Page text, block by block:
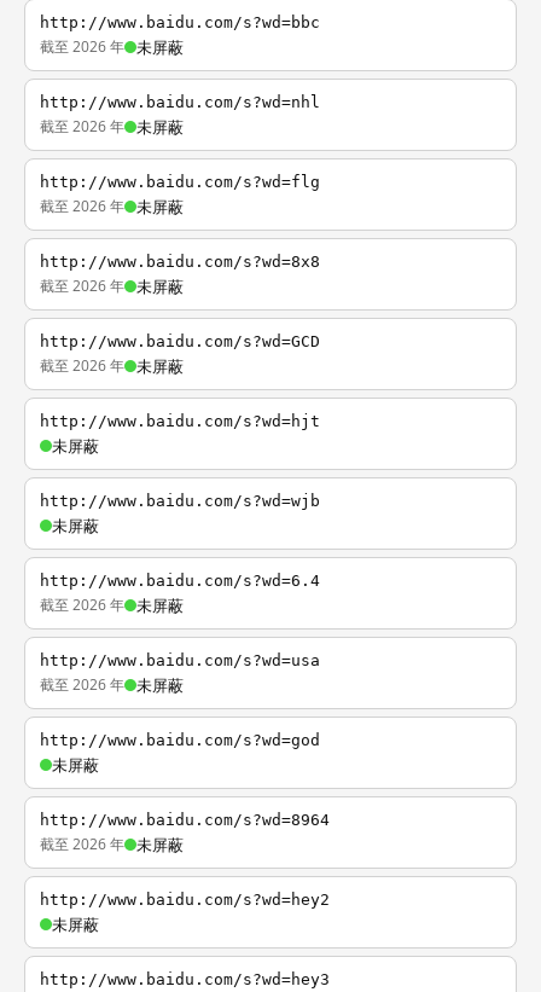
http://www.baidu.com/s?wd=bbc
截至 2026 年 未屏蔽
http://www.baidu.com/s?wd=nhl
截至 2026 年 未屏蔽
http://www.baidu.com/s?wd=flg
截至 2026 年 未屏蔽
http://www.baidu.com/s?wd=8x8
截至 2026 年 未屏蔽
http://www.baidu.com/s?wd=GCD
截至 2026 年 未屏蔽
http://www.baidu.com/s?wd=hjt
未屏蔽
http://www.baidu.com/s?wd=wjb
未屏蔽
http://www.baidu.com/s?wd=6.4
截至 2026 年 未屏蔽
http://www.baidu.com/s?wd=usa
截至 2026 年 未屏蔽
http://www.baidu.com/s?wd=god
未屏蔽
http://www.baidu.com/s?wd=8964
截至 2026 年 未屏蔽
http://www.baidu.com/s?wd=hey2
未屏蔽
http://www.baidu.com/s?wd=hey3